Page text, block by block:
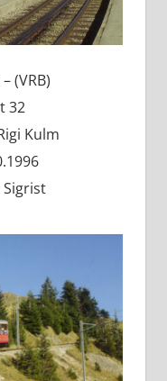
(VRB)
32
Kulm